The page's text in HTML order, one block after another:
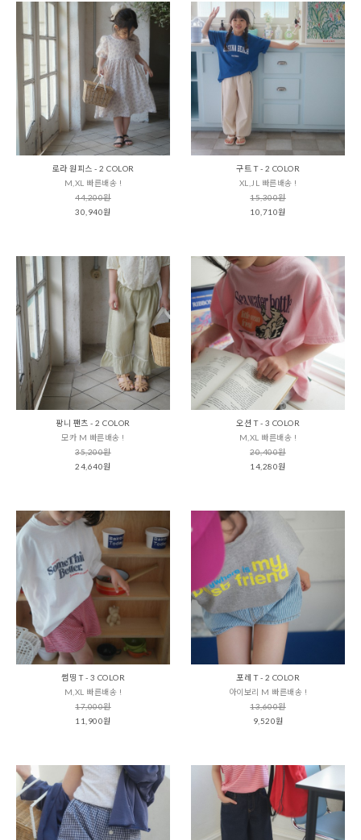
로라 원피스 - 2 COLOR
M,XL 빠른배송 !
44,200원
30,940원
구트 T - 2 COLOR
XL,JL 빠른배송 !
15,300원
10,710원
팡니 팬츠 - 2 COLOR
모카 M 빠른배송 !
35,200원
24,640원
오션 T - 3 COLOR
M,XL 빠른배송 !
20,400원
14,280원
썸띵 T - 3 COLOR
M,XL 빠른배송 !
17,000원
11,900원
포레 T - 2 COLOR
아이보리 M 빠른배송 !
13,600원
9,520원